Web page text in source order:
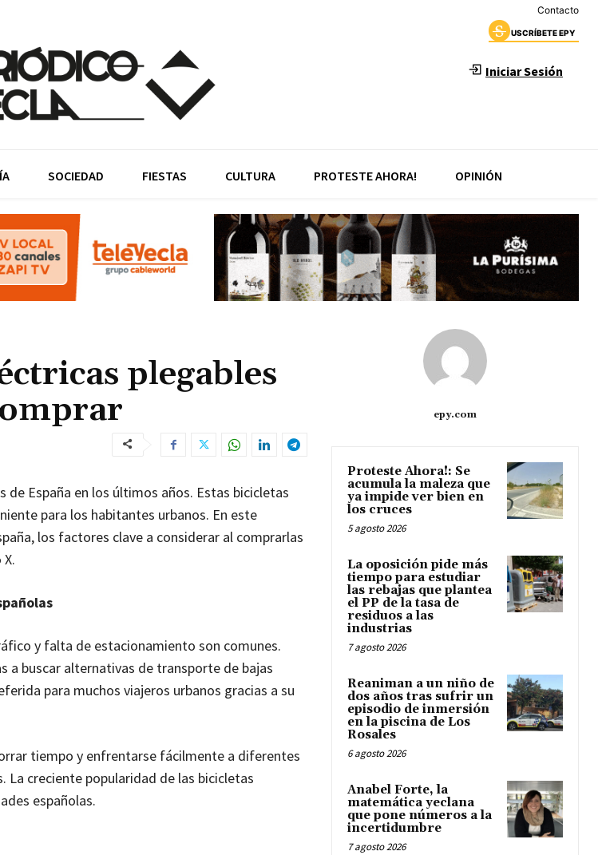
Contacto
USCRÍBETE EPY
Iniciar Sesión
SOCIEDAD FIESTAS CULTURA PROTESTE AHORA! OPINIÓN
plegables
de España en los últimos años. Estas bicicletas
para los habitantes urbanos. En este
los factores clave a considerar al comprarlas
y falta de estacionamiento son comunes.
a buscar alternativas de transporte de bajas
para muchos viajeros urbanos gracias a su
tiempo y enfrentarse fácilmente a diferentes
creciente popularidad de las bicicletas
españolas.
epy.com
Proteste Ahora!: Se
acumula la maleza que
ya impide ver bien en
los cruces
5 agosto 2026
La oposición pide más
tiempo para estudiar
las rebajas que plantea
el PP de la tasa de
residuos a las
industrias
7 agosto 2026
Reaniman a un niño de
dos años tras sufrir un
episodio de inmersión
en la piscina de Los
Rosales
6 agosto 2026
Anabel Forte, la
matemática yeclana
que pone números a la
incertidumbre
7 agosto 2026